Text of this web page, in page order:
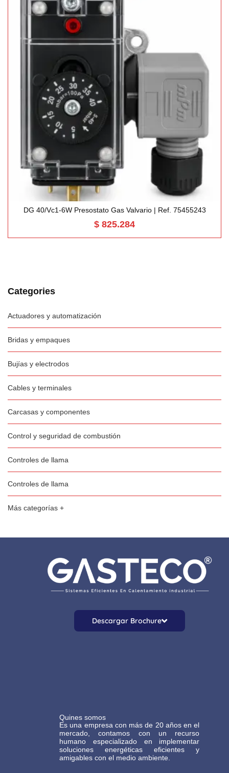
Categories
Actuadores y automatización
Bridas y empaques
Bujías y electrodos
Cables y terminales
Carcasas y componentes
Control y seguridad de combustión
Controles de llama
Controles de llama
Más categorías +
DG 40/Vc1-6W Presostato Gas Valvario | Ref. 75455243
$ 825.284
Descargar Brochure
Quines somos
Es una empresa con más de 20 años en el
mercado, contamos con un recurso
humano especializado en implementar
soluciones energéticas eficientes y
amigables con el medio ambiente.